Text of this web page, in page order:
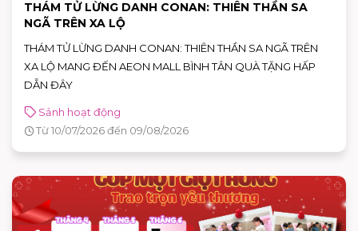
THÁM TỬ LỪNG DANH CONAN: THIÊN THẦN SA
NGÃ TRÊN XA LỘ
THÁM TỬ LỪNG DANH CONAN: THIÊN THẦN SA NGÃ TRÊN
XA LỘ MANG ĐẾN AEON MALL BÌNH TÂN QUÀ TẶNG HẤP
DẪN ĐÂY
Sảnh hoạt động
Từ 10/07/2026 đến 09/08/2026